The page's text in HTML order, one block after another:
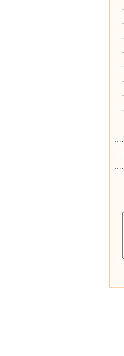
·
·
·
·
·
·
·
·